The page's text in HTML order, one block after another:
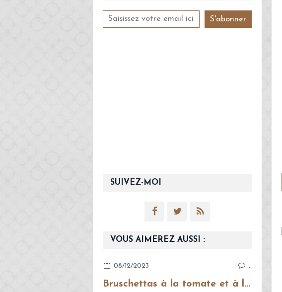
SUIVEZ-MOI
VOUS AIMEREZ AUSSI :
08/12/2023 …
Bruschettas à la tomate et à la mozzarella